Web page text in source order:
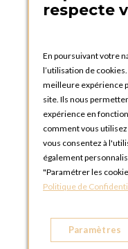
76800
6 rue Gaye
respecte
En poursuivant votre
l’utilisation de
meilleure expérience
site. Ils nous
expérience en
comment vous utilisez
vous consentez à
également
"Paramétrer les
Politique de
Paramètres